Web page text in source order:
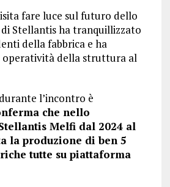
fare luce sul futuro dello
Stellantis ha tranquillizzato
della fabbrica e ha
operatività della struttura al
l’incontro è
che nello
Melfi dal 2024 al
la produzione di ben 5
tutte su piattaforma